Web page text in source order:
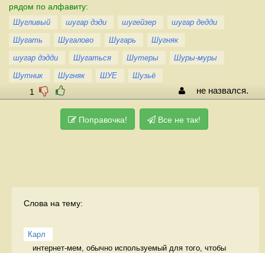
рядом по алфавиту:
Шугливый шугар дэди шугейзер
шугар дедди
Шугать
Шугалово Шугарь
Шугняк
шугар дэдди
Шугаться Шутеры
Шуры-муры
Шутник
Шугняк ШУЕ Шузьё
1 не назвался.
Поправочка! Все не так!
Слова на тему:
Карл
интернет-мем, обычно используемый для того, чтобы